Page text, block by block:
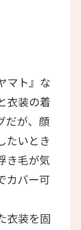
マト』な
衣装の着
だが、顔
たいとき
き毛が気
カバー可
衣装を固